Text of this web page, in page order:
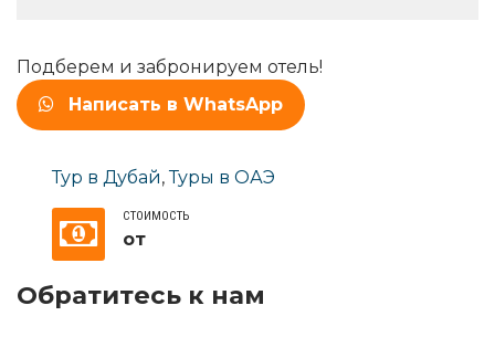
Подберем и забронируем отель!
Написать в WhatsApp
Тур в Дубай,Туры в ОАЭ
СТОИМОСТЬ
от
Обратитесь к нам